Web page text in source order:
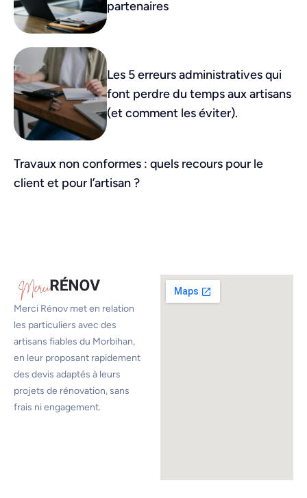
partenaires
Les 5 erreurs administratives qui
font perdre du temps aux artisans
(et comment les éviter).
Travaux non conformes : quels recours pour le
client et pour l’artisan ?
Merci Rénov met en relation
les particuliers avec des
artisans fiables du Morbihan,
en leur proposant rapidement
des devis adaptés à leurs
projets de rénovation, sans
frais ni engagement.